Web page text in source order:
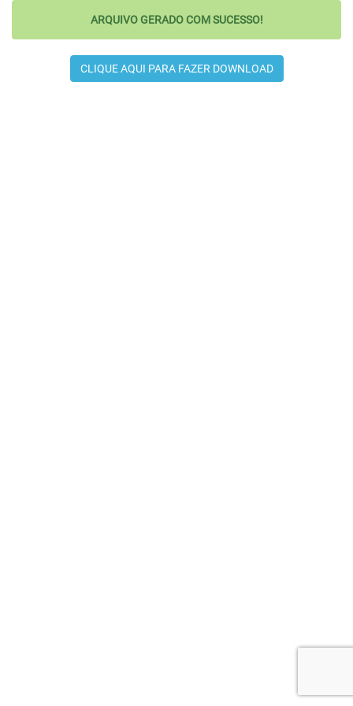
ARQUIVO GERADO COM SUCESSO!
CLIQUE AQUI PARA FAZER DOWNLOAD